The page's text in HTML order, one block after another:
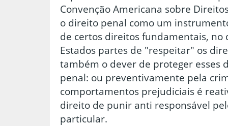
Convenção Americana sobre
o direito penal como um
de certos direitos fundamentais, no
Estados partes de "respeitar" os
também o dever de proteger esses
penal: ou preventivamente pela
comportamentos prejudiciais é
direito de punir anti responsável
particular.